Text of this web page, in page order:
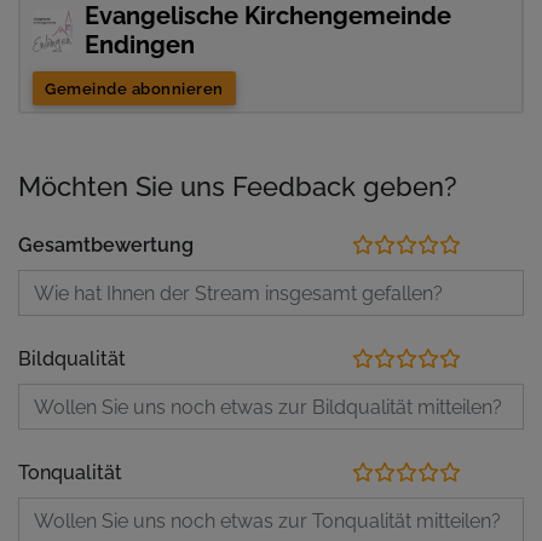
Evangelische Kirchengemeinde
Endingen
Gemeinde abonnieren
Möchten Sie uns Feedback geben?
Gesamtbewertung
Bildqualität
Tonqualität